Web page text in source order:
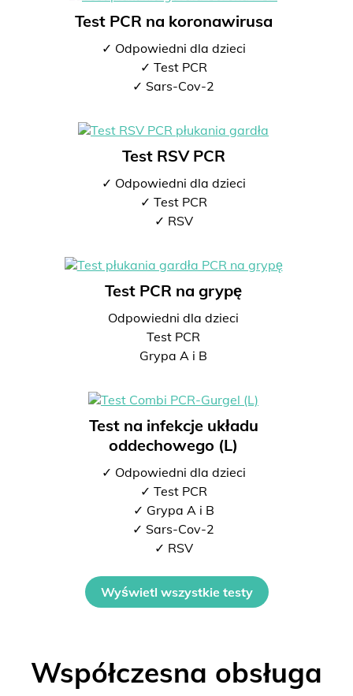
Test PCR na koronawirusa
✓ Odpowiedni dla dzieci
✓ Test PCR
✓ Sars-Cov-2
Test RSV PCR
✓ Odpowiedni dla dzieci
✓ Test PCR
✓ RSV
Test PCR na grypę
Odpowiedni dla dzieci
Test PCR
Grypa A i B
Test na infekcje układu
oddechowego (L)
✓ Odpowiedni dla dzieci
✓ Test PCR
✓ Grypa A i B
✓ Sars-Cov-2
✓ RSV
Wyświetl wszystkie testy
Współczesna obsługa